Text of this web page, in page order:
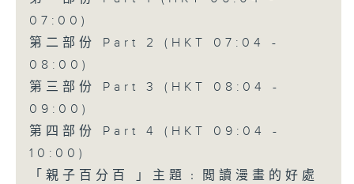
07:00)
第二部份 Part 2 (HKT 07:04 -
08:00)
第三部份 Part 3 (HKT 08:04 -
09:00)
第四部份 Part 4 (HKT 09:04 -
10:00)
「親子百分百 」主題﹕閲讀漫畫的好處